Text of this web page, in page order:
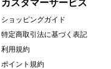
カスタマーサービス
ショッピングガイド
特定商取引法に基づく表記
利用規約
ポイント規約